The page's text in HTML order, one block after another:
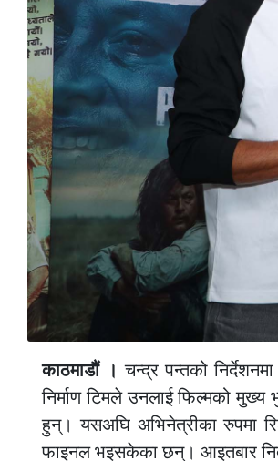
काठमाडौं । चन्द्र पन्तको
निर्माण टिमले उनलाई फिल्मको
हुन्। यसअघि अभिनेत्रीका रुपमा
फाइनल भइसकेका छन्। आइतबार